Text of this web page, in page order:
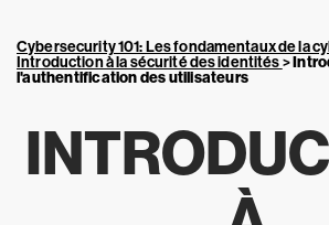
Cybersecurity 101: Les fondamentaux de la
Introduction à la sécurité des identités>
l'authentification des utilisateurs